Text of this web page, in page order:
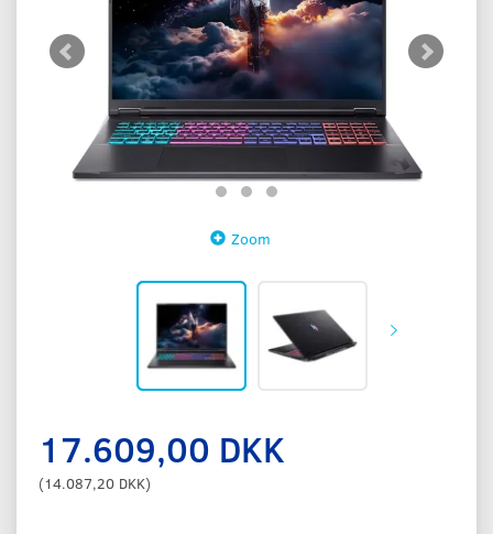
Zoom
17.609,00 DKK
(14.087,20 DKK)